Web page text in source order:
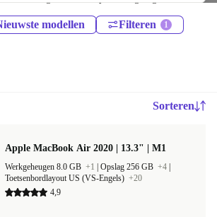
modellen Filteren
Sorteren
Apple MacBook Air 2020 | 13.3" | M1
Werkgeheugen 8.0 GB +1 Opslag 256 GB +4
Toetsenbordlayout US (VS-Engels) +20
4,9